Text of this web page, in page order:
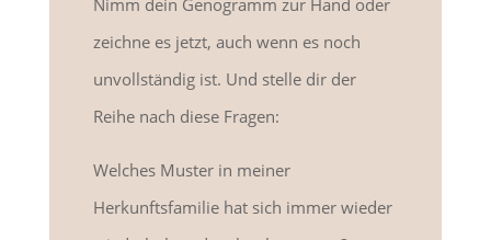
Nimm dein Genogramm zur Hand oder
zeichne es jetzt, auch wenn es noch
unvollständig ist. Und stelle dir der
Reihe nach diese Fragen:
Welches Muster in meiner
Herkunftsfamilie hat sich immer wieder